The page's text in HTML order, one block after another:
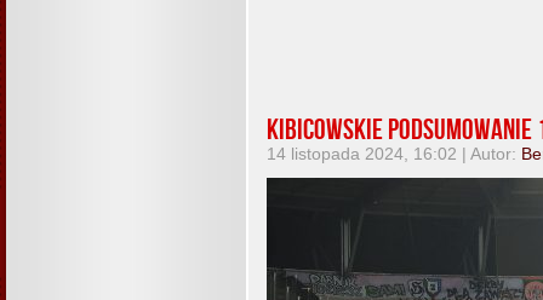
Kibicowskie
14 listopada 2024, 16:02 | Autor: